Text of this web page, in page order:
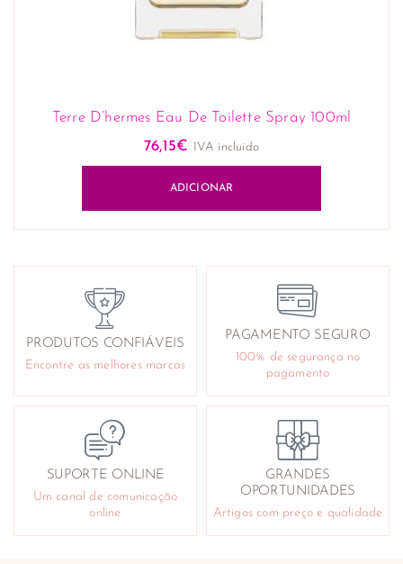
Terre D’hermes Eau De Toilette Spray 100ml
76,15€ IVA incluido
ADICIONAR
PRODUTOS CONFIÁVEIS
Encontre as melhores marcas
PAGAMENTO SEGURO
100% de segurança no
pagamento
SUPORTE ONLINE
Um canal de comunicação
online
GRANDES
OPORTUNIDADES
Artigos com preço e qualidade